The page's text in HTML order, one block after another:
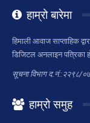
हाम्रो बारेमा
हिमाली आवाज साप्ताहिक
डिजिटल अनलाइन पत्रिका
सूचना विभाग द.नं.:२२९८/
हाम्रो समुह